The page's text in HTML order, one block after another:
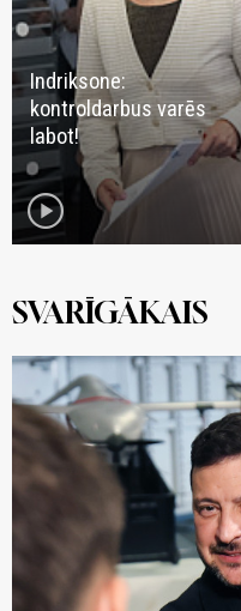
Indriksone:
kontroldarbus varēs
labot!
play_circle
SVARĪGĀKAIS